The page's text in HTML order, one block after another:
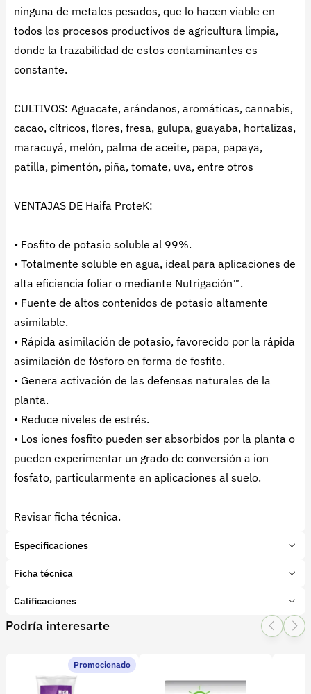
ninguna de metales pesados, que lo hacen viable en
todos los procesos productivos de agricultura limpia,
donde la trazabilidad de estos contaminantes es
constante.
CULTIVOS: Aguacate, arándanos, aromáticas, cannabis,
cacao, cítricos, flores, fresa, gulupa, guayaba, hortalizas,
maracuyá, melón, palma de aceite, papa, papaya,
patilla, pimentón, piña, tomate, uva, entre otros
VENTAJAS DE Haifa ProteK:
• Fosfito de potasio soluble al 99%.
• Totalmente soluble en agua, ideal para aplicaciones de
alta eficiencia foliar o mediante Nutrigación™.
• Fuente de altos contenidos de potasio altamente
asimilable.
• Rápida asimilación de potasio, favorecido por la rápida
asimilación de fósforo en forma de fosfito.
• Genera activación de las defensas naturales de la
planta.
• Reduce niveles de estrés.
• Los iones fosfito pueden ser absorbidos por la planta o
pueden experimentar un grado de conversión a ion
fosfato, particularmente en aplicaciones al suelo.
Revisar ficha técnica.
Especificaciones
Marca: Haifa
Tipo de producto:
Subcategoría:Simples
Etapa del cultivo: Crecimiento
Elementos:
Ficha técnica
Calificaciones
1 Star
2 Star
3 Star4 Star
0 calificaciones
Podría interesarte
Promocionado